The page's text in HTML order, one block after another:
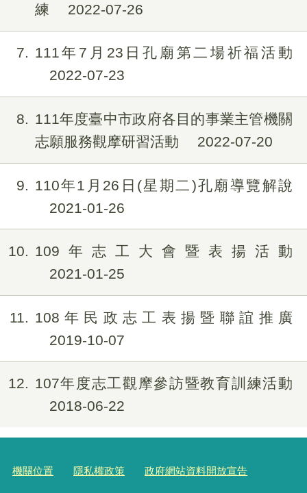
練
2022-07-26
7
111年7月23日孔廟第二場祈福活動
2022-07-23
8
111年度臺中市政府各目的事業主管機關
志願服務觀摩研習活動
2022-07-20
9
110年1月26日(星期二)孔廟導覽解說
2021-01-26
10
109年志工大會暨表揚活動
2021-01-25
11
108年民政志工表揚暨聯誼推廣
2019-10-07
12
107年度志工觀摩參訪暨教育訓練活動
2018-06-22
機關位置 隱私權政策 政府網站資料開放宣告